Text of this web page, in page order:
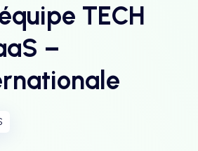
TECH
–